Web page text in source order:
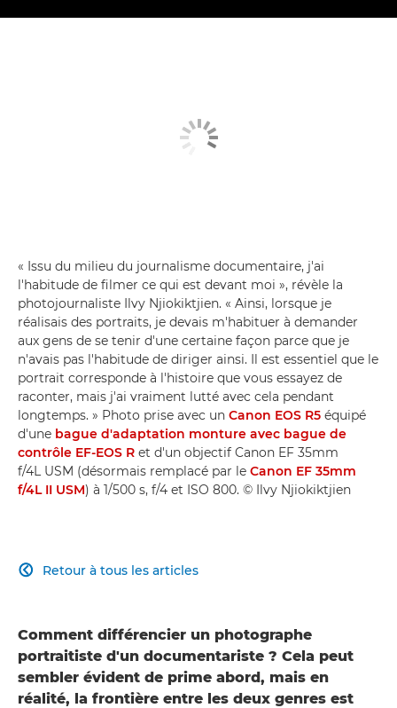
« Issu du milieu du journalisme documentaire, j'ai
l'habitude de filmer ce qui est devant moi », révèle la
photojournaliste Ilvy Njiokiktjien. « Ainsi, lorsque je
réalisais des portraits, je devais m'habituer à demander
aux gens de se tenir d'une certaine façon parce que je
n'avais pas l'habitude de diriger ainsi. Il est essentiel que le
portrait corresponde à l'histoire que vous essayez de
raconter, mais j'ai vraiment lutté avec cela pendant
longtemps. » Photo prise avec un Canon EOS R5 équipé
d'une bague d'adaptation monture avec bague de
contrôle EF-EOS R et d'un objectif Canon EF 35mm
f/4L USM (désormais remplacé par le Canon EF 35mm
f/4L II USM) à 1/500 s, f/4 et ISO 800. © Ilvy Njiokiktjien
Retour à tous les articles

Comment différencier un photographe
portraitiste d'un documentariste ? Cela peut
sembler évident de prime abord, mais en
réalité, la frontière entre les deux genres est